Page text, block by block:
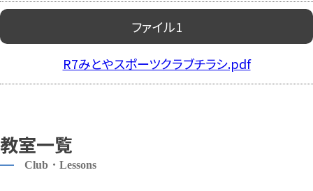
ファイル1
R7みとやスポーツクラブチラシ.pdf
教室一覧
Club・Lessons